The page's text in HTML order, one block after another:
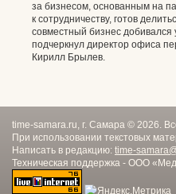
за бизнесом, основанным на
к сотрудничеству, готов
совместный бизнес добивался
подчеркнул директор офиса
Кирилл Брылев.
time-samara.ru, г. Самара © 2026.
При использовании текстовых
Написать в редакцию: time-
Техническая поддержка - ООО